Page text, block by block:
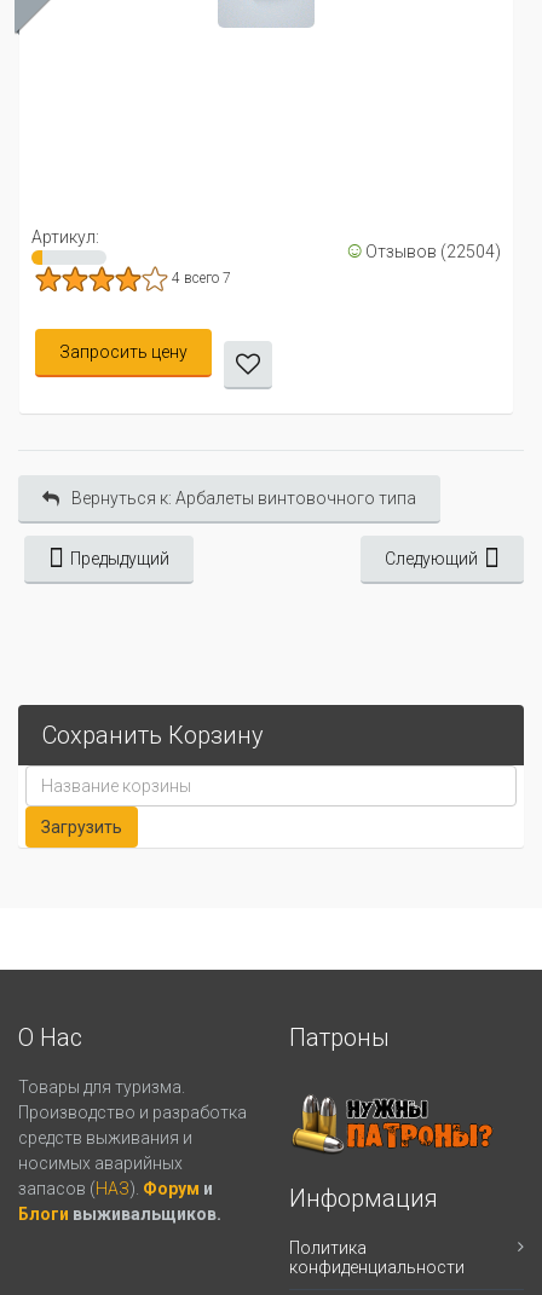
Артикул: ☺ Отзывов (22504)
4 всего 7
Запросить цену
Вернуться к: Арбалеты винтовочного типа
Предыдущий Следующий
Сохранить Корзину
О Нас
Товары для туризма.
Производство и разработка
средств выживания и
носимых аварийных
запасов (НАЗ). Форум и
Блоги выживальщиков.
Патроны
Информация
Политика
конфиденциальности